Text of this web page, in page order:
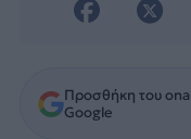
Προσθήκη του
Google